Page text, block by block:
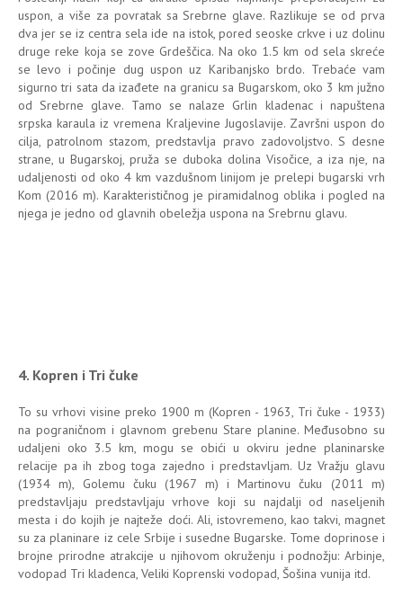
uspon, a više za povratak sa Srebrne glave. Razlikuje se od prva
dva jer se iz centra sela ide na istok, pored seoske crkve i uz dolinu
druge reke koja se zove Grdeščica. Na oko 1.5 km od sela skreće
se levo i počinje dug uspon uz Karibanjsko brdo. Trebaće vam
sigurno tri sata da izađete na granicu sa Bugarskom, oko 3 km južno
od Srebrne glave. Tamo se nalaze Grlin kladenac i napuštena
srpska karaula iz vremena Kraljevine Jugoslavije. Završni uspon do
cilja, patrolnom stazom, predstavlja pravo zadovoljstvo. S desne
strane, u Bugarskoj, pruža se duboka dolina Visočice, a iza nje, na
udaljenosti od oko 4 km vazdušnom linijom je prelepi bugarski vrh
Kom (2016 m). Karakterističnog je piramidalnog oblika i pogled na
njega je jedno od glavnih obeležja uspona na Srebrnu glavu.
4. Kopren i Tri čuke
To su vrhovi visine preko 1900 m (Kopren - 1963, Tri čuke - 1933)
na pograničnom i glavnom grebenu Stare planine. Međusobno su
udaljeni oko 3.5 km, mogu se obići u okviru jedne planinarske
relacije pa ih zbog toga zajedno i predstavljam. Uz Vražju glavu
(1934 m), Golemu čuku (1967 m) i Martinovu čuku (2011 m)
predstavljaju predstavljaju vrhove koji su najdalji od naseljenih
mesta i do kojih je najteže doći. Ali, istovremeno, kao takvi, magnet
su za planinare iz cele Srbije i susedne Bugarske. Tome doprinose i
brojne prirodne atrakcije u njihovom okruženju i podnožju: Arbinje,
vodopad Tri kladenca, Veliki Koprenski vodopad, Šošina vunija itd.